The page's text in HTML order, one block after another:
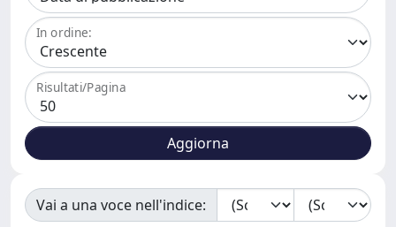
In ordine:
Risultati/Pagina
Vai a una voce nell'indice: